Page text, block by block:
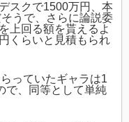
スクで1500万円、本
うで、さらに論説委
上回る額を貰えるよ
くらいと見積もられ
っていたギャラは1
で、同等として単純